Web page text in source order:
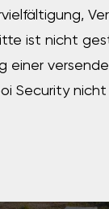
ist nicht
einer
Security